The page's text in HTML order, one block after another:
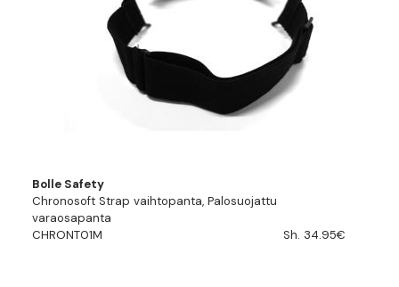
Bolle Safety
Chronosoft Strap vaihtopanta, Palosuojattu
varaosapanta
CHRONT01M
Sh. 34.95€